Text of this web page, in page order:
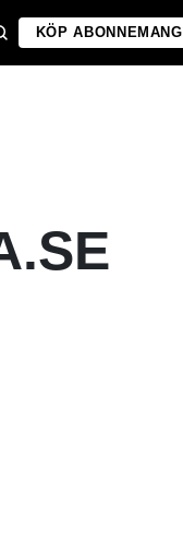
KÖP ABONNEMANG